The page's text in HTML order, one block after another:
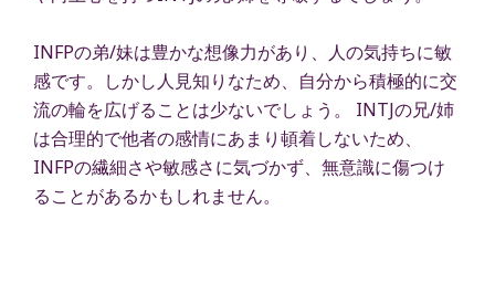
INFPの弟/妹は豊かな想像力があり、人の気持ちに敏
感です。しかし人見知りなため、自分から積極的に交
流の輪を広げることは少ないでしょう。 INTJの兄/姉
は合理的で他者の感情にあまり頓着しないため、
INFPの繊細さや敏感さに気づかず、無意識に傷つけ
ることがあるかもしれません。